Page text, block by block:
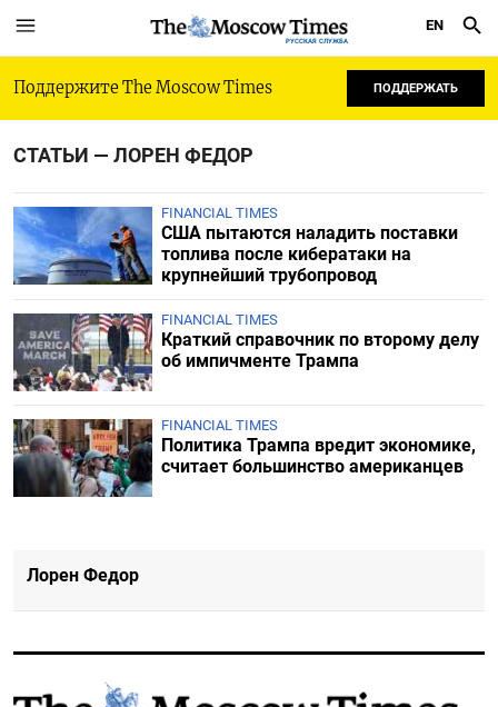
РУССКАЯ СЛУЖБА
EN
Поддержите The Moscow Times ПОДДЕРЖАТЬ
СТАТЬИ — ЛОРЕН ФЕДОР
FINANCIAL TIMES
США пытаются наладить поставки
топлива после кибератаки на
крупнейший трубопровод
FINANCIAL TIMES
Краткий справочник по второму делу
об импичменте Трампа
FINANCIAL TIMES
Политика Трампа вредит экономике,
считает большинство американцев
Лорен Федор